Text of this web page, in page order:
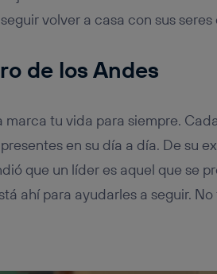
volver a casa con sus seres
de los Andes
tu vida para siempre.
en su día a día. De su
que un líder es aquel que se
ahí para ayudarles a seguir.